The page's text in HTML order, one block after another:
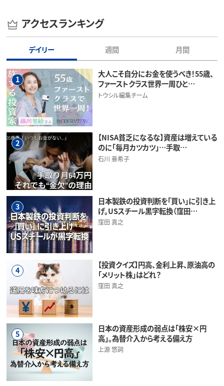
アクセスランキング
デイリー 週間 月間
1
大人こそ自分にお金を使うべき！55歳、
ファーストクラス世界一周ひと…
トウシル編集チーム
2
【NISA貧乏になるな】資産は増えている
のに「毎月カツカツ」…手取…
石川 亜希子
3
日本製鉄の投資判断を「買い」に引き上
げ。USスチール黒字転換（窪田…
窪田 真之
4
【投資クイズ】円高、金利上昇、原油高の
「メリット株」はどれ？
窪田 真之
5
日本の資産形成の弱点は「株安×円
高」。為替介入から考える備え方
上源 悠詞